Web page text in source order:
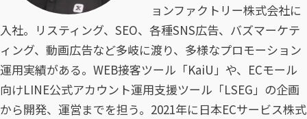
ョンファクトリー株式会社に
入社。リスティング、SEO、各種SNS広告、バズマーケテ
ィング、動画広告など多岐に渡り、多様なプロモーション
運用実績がある。WEB接客ツール「KaiU」や、ECモール
向けLINE公式アカウント運用支援ツール「LSEG」の企画
から開発、運営までを担う。2021年に日本ECサービス株式